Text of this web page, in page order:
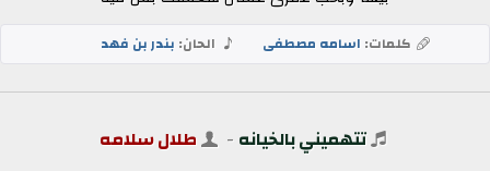
كلمات: اسامه مصطفى الحان: بندر بن فهد
تتهميني بالخيانه - طلال سلامه